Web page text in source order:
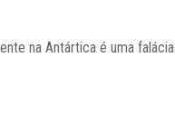
na Antártica é uma falácia